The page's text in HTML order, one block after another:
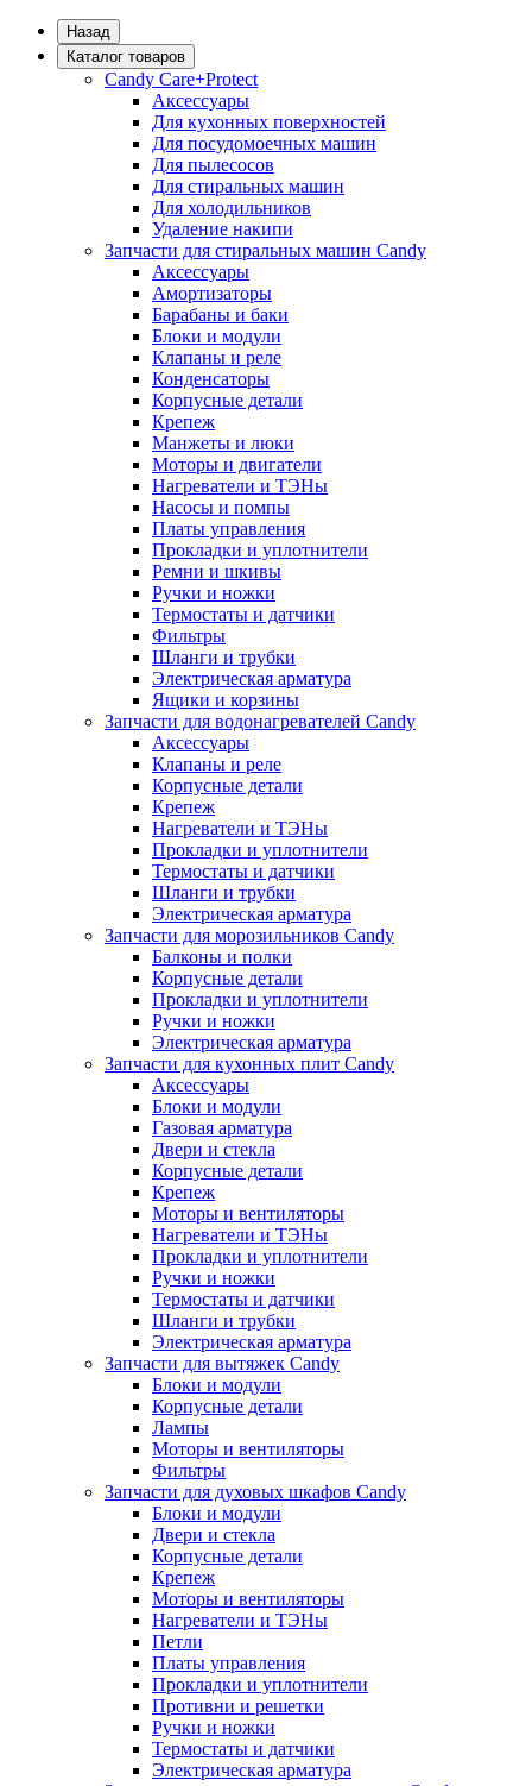
Назад
Каталог товаров
Candy Care+Protect
Аксессуары
Для кухонных поверхностей
Для посудомоечных машин
Для пылесосов
Для стиральных машин
Для холодильников
Удаление накипи
Запчасти для стиральных машин Candy
Аксессуары
Амортизаторы
Барабаны и баки
Блоки и модули
Клапаны и реле
Конденсаторы
Корпусные детали
Крепеж
Манжеты и люки
Моторы и двигатели
Нагреватели и ТЭНы
Насосы и помпы
Платы управления
Прокладки и уплотнители
Ремни и шкивы
Ручки и ножки
Термостаты и датчики
Фильтры
Шланги и трубки
Электрическая арматура
Ящики и корзины
Запчасти для водонагревателей Candy
Аксессуары
Клапаны и реле
Корпусные детали
Крепеж
Нагреватели и ТЭНы
Прокладки и уплотнители
Термостаты и датчики
Шланги и трубки
Электрическая арматура
Запчасти для морозильников Candy
Балконы и полки
Корпусные детали
Прокладки и уплотнители
Ручки и ножки
Электрическая арматура
Запчасти для кухонных плит Candy
Аксессуары
Блоки и модули
Газовая арматура
Двери и стекла
Корпусные детали
Крепеж
Моторы и вентиляторы
Нагреватели и ТЭНы
Прокладки и уплотнители
Ручки и ножки
Термостаты и датчики
Шланги и трубки
Электрическая арматура
Запчасти для вытяжек Candy
Блоки и модули
Корпусные детали
Лампы
Моторы и вентиляторы
Фильтры
Запчасти для духовых шкафов Candy
Блоки и модули
Двери и стекла
Корпусные детали
Крепеж
Моторы и вентиляторы
Нагреватели и ТЭНы
Петли
Платы управления
Прокладки и уплотнители
Противни и решетки
Ручки и ножки
Термостаты и датчики
Электрическая арматура